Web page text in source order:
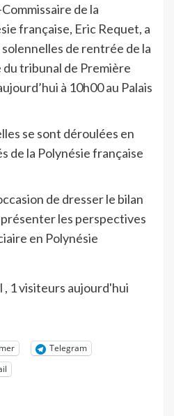
de la
française, Eric Requet, a
de rentrée de la
du tribunal de Première
à 10h00 au Palais
se sont déroulées en
de la Polynésie française
de dresser le bilan
présenter les perspectives
en Polynésie
, 1 visiteurs aujourd'hui
Telegram